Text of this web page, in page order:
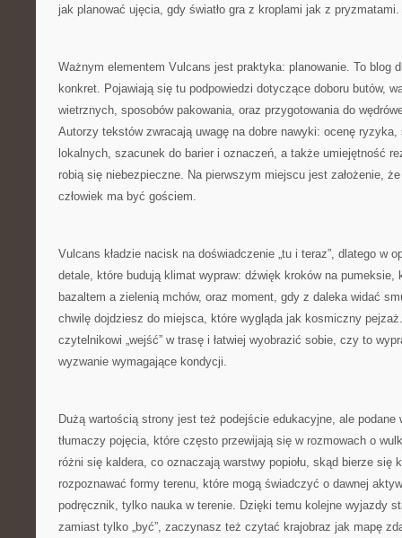
jak planować ujęcia, gdy światło gra z kroplami jak z pryzmatami.
Ważnym elementem Vulcans jest praktyka: planowanie. To blog
konkret. Pojawiają się tu podpowiedzi dotyczące doboru butów,
wietrznych, sposobów pakowania, oraz przygotowania do
Autorzy tekstów zwracają uwagę na dobre nawyki: ocenę
lokalnych, szacunek do barier i oznaczeń, a także umiejętność
robią się niebezpieczne. Na pierwszym miejscu jest założenie,
człowiek ma być gościem.
Vulcans kładzie nacisk na doświadczenie „tu i teraz”, dlatego w
detale, które budują klimat wypraw: dźwięk kroków na pumeksie,
bazaltem a zielenią mchów, oraz moment, gdy z daleka widać
chwilę dojdziesz do miejsca, które wygląda jak kosmiczny
czytelnikowi „wejść” w trasę i łatwiej wyobrazić sobie, czy to
wyzwanie wymagające kondycji.
Dużą wartością strony jest też podejście edukacyjne, ale
tłumaczy pojęcia, które często przewijają się w rozmowach o
różni się kaldera, co oznaczają warstwy popiołu, skąd bierze się
rozpoznawać formy terenu, które mogą świadczyć o dawnej
podręcznik, tylko nauka w terenie. Dzięki temu kolejne wyjazdy
zamiast tylko „być”, zaczynasz też czytać krajobraz jak mapę